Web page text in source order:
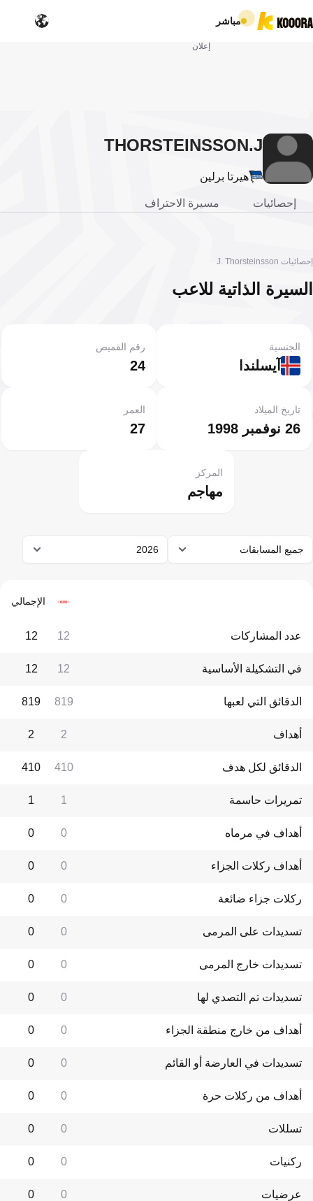
مباشر
إعلان
J.
THORSTEINSSON
هيرتا برلين
إحصائيات مسيرة الاحتراف
إحصائيات J. Thorsteinsson
السيرة الذاتية للاعب
آيسلندا
الجنسية
24
رقم القميص
26 نوفمبر 1998
تاريخ الميلاد
27
العمر
مهاجم
المركز
جميع المسابقات 2026
الإجمالي
عدد المشاركات 12
12
في التشكيلة الأساسية 12
12
الدقائق التي لعبها 819
819
أهداف 2
2
الدقائق لكل هدف 410
410
تمريرات حاسمة 1
1
أهداف في مرماه 0
0
أهداف ركلات الجزاء 0
0
ركلات جزاء ضائعة 0
0
تسديدات على المرمى 0
0
تسديدات خارج المرمى 0
0
تسديدات تم التصدي لها 0
0
أهداف من خارج منطقة الجزاء 0
0
تسديدات في العارضة أو القائم 0
0
أهداف من ركلات حرة 0
0
تسللات 0
0
ركنيات 0
0
عرضيات 0
0